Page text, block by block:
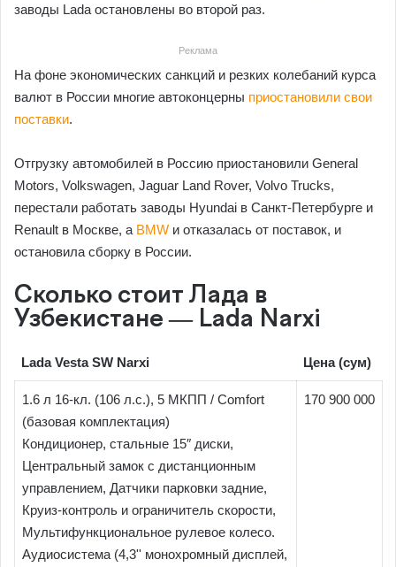
заводы Lada остановлены во второй раз.
Реклама
На фоне экономических санкций и резких колебаний курса
валют в России многие автоконцерны приостановили свои
поставки.
Отгрузку автомобилей в Россию приостановили General
Motors, Volkswagen, Jaguar Land Rover, Volvo Trucks,
перестали работать заводы Hyundai в Санкт-Петербурге и
Renault в Москве, а BMW и отказалась от поставок, и
остановила сборку в России.
Сколько стоит Лада в
Узбекистане — Lada Narxi
Lada Vesta SW Narxi Цена (сум)
1.6 л 16-кл. (106 л.с.), 5 МКПП / Comfort
(базовая комплектация)
Кондиционер, стальные 15″ диски,
Центральный замок с дистанционным
управлением, Датчики парковки задние,
Круиз-контроль и ограничитель скорости,
Мультифункциональное рулевое колесо.
Аудиосистема (4,3'' монохромный дисплей,
170 900 000